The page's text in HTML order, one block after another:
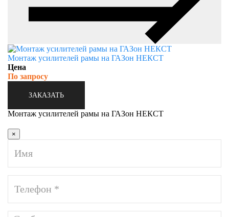
Монтаж усилителей рамы на ГАЗон НЕКСТ
Цена
По запросу
ЗАКАЗАТЬ
Монтаж усилителей рамы на ГАЗон НЕКСТ
×